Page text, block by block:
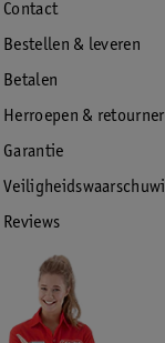
Contact
Bestellen & leveren
Betalen
Herroepen &
Garantie
Reviews